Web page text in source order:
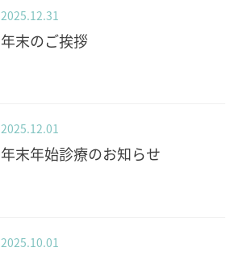
2025.12.31
年末のご挨拶
2025.12.01
年末年始診療のお知らせ
2025.10.01